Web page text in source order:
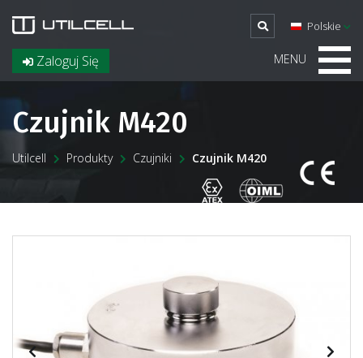
Zaloguj Się
Polskie
MENU
Czujnik M420
Utilcell Produkty Czujniki Czujnik M420